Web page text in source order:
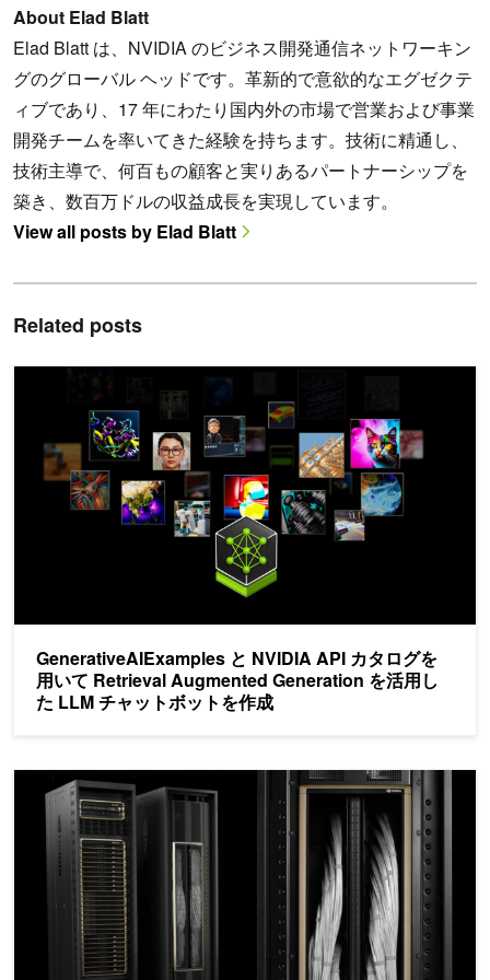
About Elad Blatt
Elad Blatt は、NVIDIA のビジネス開発通信ネットワーキン
グのグローバル ヘッドです。革新的で意欲的なエグゼクテ
ィブであり、17 年にわたり国内外の市場で営業および事業
開発チームを率いてきた経験を持ちます。技術に精通し、
技術主導で、何百もの顧客と実りあるパートナーシップを
築き、数百万ドルの収益成長を実現しています。
View all posts by Elad Blatt
Related posts
GenerativeAIExamples と NVIDIA API カタログを
用いて Retrieval Augmented Generation を活用し
た LLM チャットボットを作成
GenerativeAIExamples と NVIDIA API カタログを用いて
NVIDIA GB200 NVL72 は兆単位パラメーターの LLM トレーニ